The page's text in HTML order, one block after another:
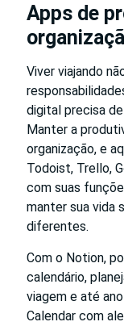
Apps de
Viver viajando
digital precisa
Manter a
organização, e
Todoist, Trello,
com suas
manter sua vida
diferentes.
Com o Notion,
calendário,
viagem e até
Calendar com